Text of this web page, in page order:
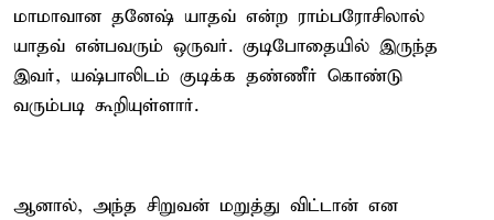
மாமாவான தனேஷ் யாதவ் என்ற ராம்பரோசிலால்
யாதவ் என்பவரும் ஒருவர். குடிபோதையில் இருந்த
இவர், யஷ்பாலிடம் குடிக்க தண்ணீர் கொண்டு
வரும்படி கூறியுள்ளார்.
ஆனால், அந்த சிறுவன் மறுத்து விட்டான் என